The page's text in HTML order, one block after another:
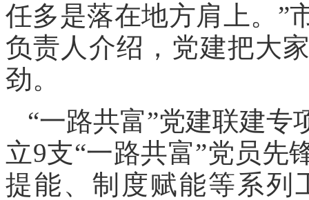
任多是落在地方肩上。”
负责人介绍，党建把大
劲。
“一路共富”党建联建
立9支“一路共富”党员先
提能、制度赋能等系列